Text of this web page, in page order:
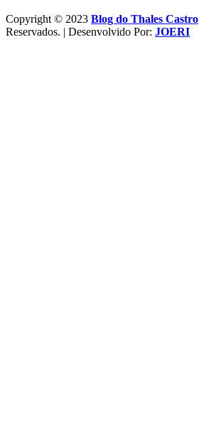
Copyright © 2023 Blog do Thales Castro
Reservados. | Desenvolvido Por: JOERI